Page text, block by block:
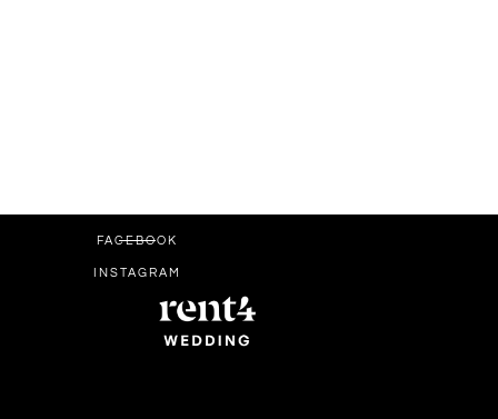
FACEBOOK
INSTAGRAM